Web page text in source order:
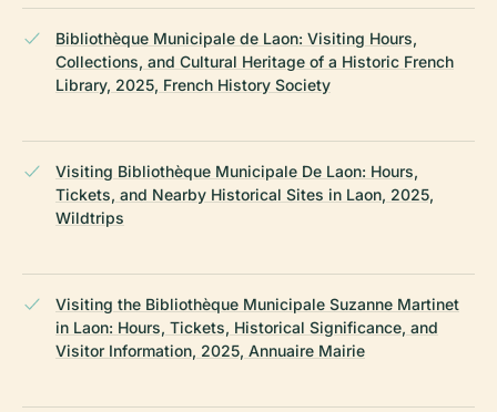
Bibliothèque Municipale de Laon: Visiting Hours,
Collections, and Cultural Heritage of a Historic French
Library, 2025, French History Society
Visiting Bibliothèque Municipale De Laon: Hours,
Tickets, and Nearby Historical Sites in Laon, 2025,
Wildtrips
Visiting the Bibliothèque Municipale Suzanne Martinet
in Laon: Hours, Tickets, Historical Significance, and
Visitor Information, 2025, Annuaire Mairie